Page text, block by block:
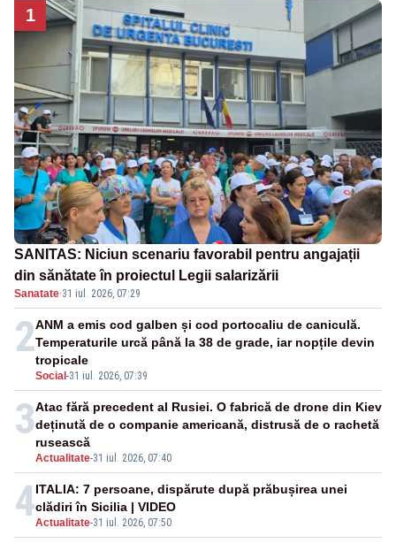
1
SANITAS: Niciun scenariu favorabil pentru angajații
din sănătate în proiectul Legii salarizării
Sanatate·31 iul. 2026, 07:29
2
Social -31 iul. 2026, 07:39
ANM a emis cod galben și cod portocaliu de caniculă.
Temperaturile urcă până la 38 de grade, iar nopțile devin
tropicale
3
Actualitate-31 iul. 2026, 07:40
Atac fără precedent al Rusiei. O fabrică de drone din Kiev
deținută de o companie americană, distrusă de o rachetă
rusească
4Actualitate-31 iul. 2026, 07:50
ITALIA: 7 persoane, dispărute după prăbușirea unei
clădiri în Sicilia | VIDEO